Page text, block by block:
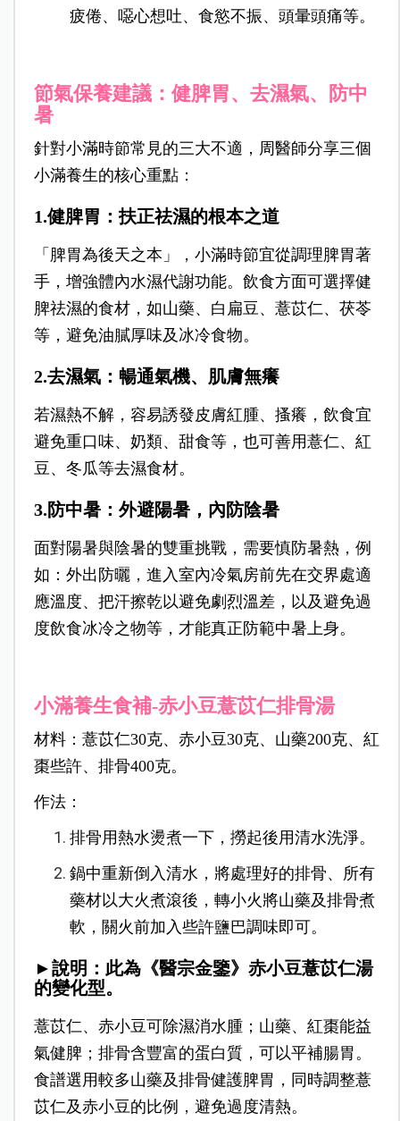
疲倦、噁心想吐、食慾不振、頭暈頭痛等。
節氣保養建議：健脾胃、去濕氣、防中
暑
針對小滿時節常見的三大不適，周醫師分享三個
小滿養生的核心重點：
1.健脾胃：扶正祛濕的根本之道
「脾胃為後天之本」，小滿時節宜從調理脾胃著
手，增強體內水濕代謝功能。飲食方面可選擇健
脾祛濕的食材，如山藥、白扁豆、薏苡仁、茯苓
等，避免油膩厚味及冰冷食物。
2.去濕氣：暢通氣機、肌膚無癢
若濕熱不解，容易誘發皮膚紅腫、搔癢，飲食宜
避免重口味、奶類、甜食等，也可善用薏仁、紅
豆、冬瓜等去濕食材。
3.防中暑：外避陽暑，內防陰暑
面對陽暑與陰暑的雙重挑戰，需要慎防暑熱，例
如：外出防曬，進入室內冷氣房前先在交界處適
應溫度、把汗擦乾以避免劇烈溫差，以及避免過
度飲食冰冷之物等，才能真正防範中暑上身。
小滿養生食補-赤小豆薏苡仁排骨湯
材料：薏苡仁30克、赤小豆30克、山藥200克、紅
棗些許、排骨400克。
作法：
排骨用熱水燙煮一下，撈起後用清水洗淨。
鍋中重新倒入清水，將處理好的排骨、所有
藥材以大火煮滾後，轉小火將山藥及排骨煮
軟，關火前加入些許鹽巴調味即可。
►說明：此為《醫宗金鑒》赤小豆薏苡仁湯
的變化型。
薏苡仁、赤小豆可除濕消水腫；山藥、紅棗能益
氣健脾；排骨含豐富的蛋白質，可以平補腸胃。
食譜選用較多山藥及排骨健護脾胃，同時調整薏
苡仁及赤小豆的比例，避免過度清熱。